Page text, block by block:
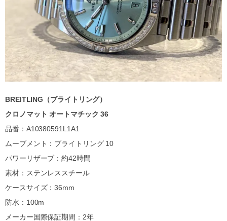
BREITLING（ブライトリング）
クロノマット オートマチック 36
品番：A10380591L1A1
ムーブメント：ブライトリング 10
パワーリザーブ：約42時間
素材：ステンレススチール
ケースサイズ：36mm
防水：100m
メーカー国際保証期間：2年